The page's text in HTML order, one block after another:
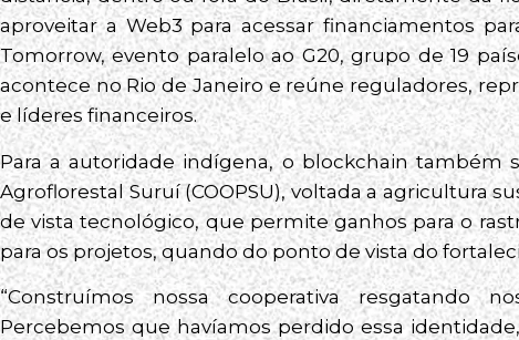
aproveitar a Web3 para acessar financiamentos
Tomorrow, evento paralelo ao G20, grupo de 19
acontece no Rio de Janeiro e reúne reguladores,
e líderes financeiros.
Para a autoridade indígena, o blockchain também
Agroflorestal Suruí (COOPSU), voltada a agricultura
de vista tecnológico, que permite ganhos para o
para os projetos, quando do ponto de vista do
“Construímos nossa cooperativa resgatando
Percebemos que havíamos perdido essa